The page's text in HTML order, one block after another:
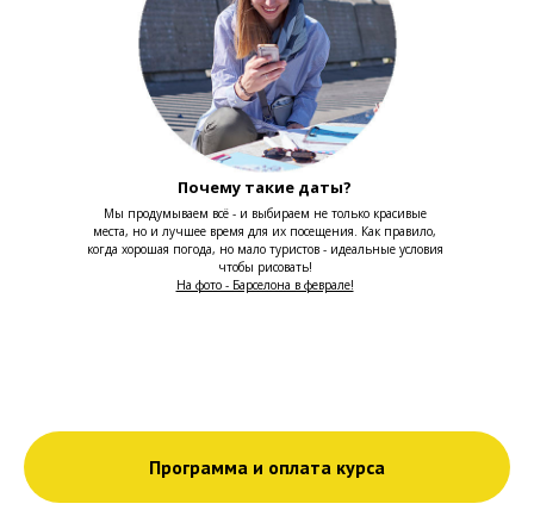
Мы продумываем всё - и выбираем не только красивые
места, но и лучшее время для их посещения. Как правило,
когда хорошая погода, но мало туристов - идеальные условия
чтобы рисовать!
На фото - Барселона в феврале!
Почему такие даты?
Программа и оплата курса